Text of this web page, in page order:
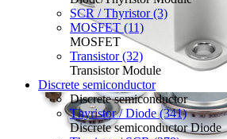
SCR / Thyristor (3)
MOSFET (11)
MOSFET
Transistor (32)
Transistor Module
Discrete semiconductor
Discrete semiconductor
Thyristor / Diode (341)
Discrete semiconductor Diode